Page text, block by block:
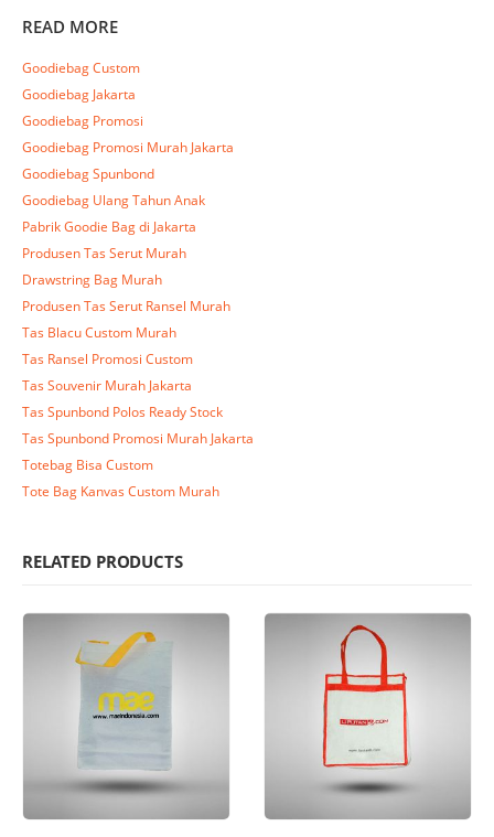
READ MORE
Goodiebag Custom
Goodiebag Jakarta
Goodiebag Promosi
Goodiebag Promosi Murah Jakarta
Goodiebag Spunbond
Goodiebag Ulang Tahun Anak
Pabrik Goodie Bag di Jakarta
Produsen Tas Serut Murah
Drawstring Bag Murah
Produsen Tas Serut Ransel Murah
Tas Blacu Custom Murah
Tas Ransel Promosi Custom
Tas Souvenir Murah Jakarta
Tas Spunbond Polos Ready Stock
Tas Spunbond Promosi Murah Jakarta
Totebag Bisa Custom
Tote Bag Kanvas Custom Murah
RELATED PRODUCTS